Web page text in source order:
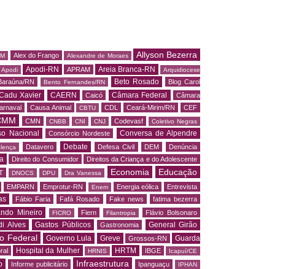
Alex do Frango Alexandre de Moraes
Allyson Bezerra
Apodi Apodi-RN APRAM Areia Branca-RN
Arquidiocese
RN Bento Fernandes/RN Beto Rosado
Blog Carol
Xavier CAERN Caicó Câmara Federal
Câmara
Causa Animal CBTU CDL Ceará-Mirim/RN CEF
CMN CNBB CNI CNJ Codevasf Coletivo Negras
Nacional Consórcio Nordeste Conversa de Alpendre
Datavero Debate Defesa Civil DEM Denúncia
Direito do Consumidor Direitos da Criança e do Adolescente
DNOCS DPU Dra Vanessa Economia Educação
EMPARN Emprotur-RN Enem Energia eólica Entrevista
Fábio Faria Fafá Rosado Fake news fatima bezerra
Mineiro FICRO Fiern Filantropia Flávio Bolsonaro
Alves Gastos Públicos Gastronomia General Girão
Federal Governo Lula Greve Grossos-RN
Guarda
Hospital da Mulher HRNIS HRTM IBGE Icapuí/CE
Informe publicitário Infraestrutura Ipanguaçu IPHAN